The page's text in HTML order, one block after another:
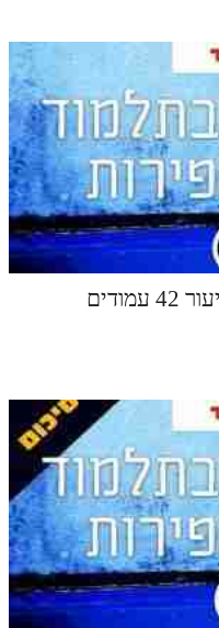
הדף היומי בתע"ס – חלק ד | שיעור 42 עמודים